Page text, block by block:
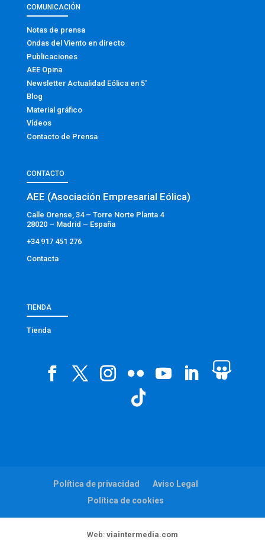
COMUNICACIÓN
Notas de prensa
Ondas del Viento en directo
Publicaciones
AEE Opina
Newsletter Actualidad Eólica en 5′
Blog
Material gráfico
Vídeos
Contacto de Prensa
CONTACTO
AEE (Asociación Empresarial Eólica)
Calle Orense, 34 – Torre Norte Planta 4
28020 – Madrid – España
+34 917 451 276
Contacta
TIENDA
Tienda
Política de privacidad
Aviso Legal
Política de cookies
Web: viaintermedia.com